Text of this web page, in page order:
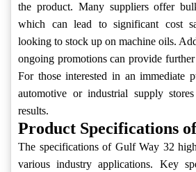
the product. Many suppliers offer
which can lead to significant cost
looking to stock up on machine oils.
ongoing promotions can provide
For those interested in an immediate
automotive or industrial supply
results.
Product Specifications
The specifications of Gulf Way 32
various industry applications. Key